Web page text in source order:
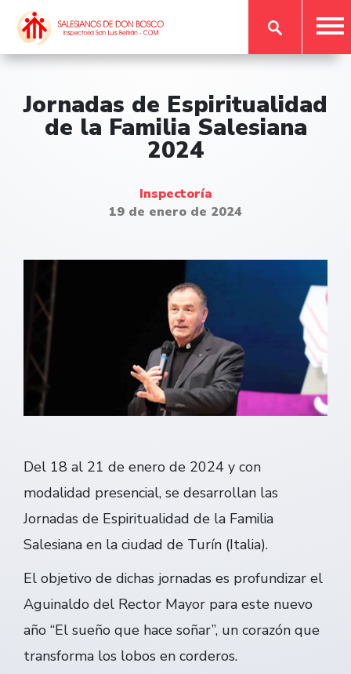
Jornadas de Espiritualidad
de la Familia Salesiana
2024
Inspectoría
19 de enero de 2024
Del 18 al 21 de enero de 2024 y con
modalidad presencial, se desarrollan las
Jornadas de Espiritualidad de la Familia
Salesiana en la ciudad de Turín (Italia).
El objetivo de dichas jornadas es profundizar el
Aguinaldo del Rector Mayor para este nuevo
año “El sueño que hace soñar”, un corazón que
transforma los lobos en corderos.